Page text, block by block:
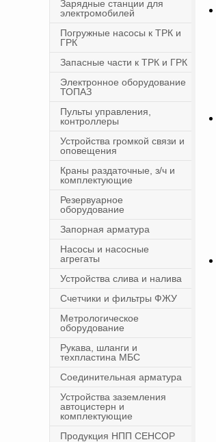
Зарядные станции для
электромобилей
Погружные насосы к ТРК и
ГРК
Запасные части к ТРК и ГРК
Электронное оборудование
ТОПАЗ
Пульты управления,
контроллеры
Устройства громкой связи и
оповещения
Краны раздаточные, з/ч и
комплектующие
Резервуарное
оборудование
Запорная арматура
Насосы и насосные
агрегаты
Устройства слива и налива
Счетчики и фильтры ФЖУ
Метрологическое
оборудование
Рукава, шланги и
техпластина МБС
Соединительная арматура
Устройства заземления
автоцистерн и
комплектующие
Продукция НПП СЕНСОР